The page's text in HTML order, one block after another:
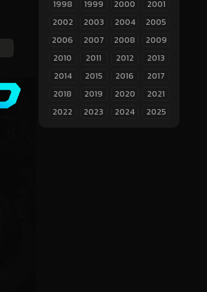
1998
1999 2000
2001
2002
2003 2004
2005
2006
2007 2008
2009
2010
2011 2012
2013
2014
2015 2016
2017
2018
2019 2020
2021
2022
2023 2024 2025